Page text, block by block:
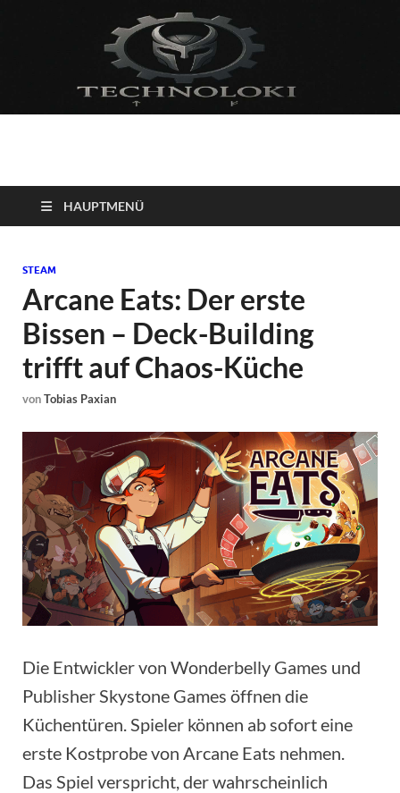
Technoloki: Gaming
und Entertainment
News
Blockbuster, Indie-Perlen und Retro-Klassiker.
HAUPTMENÜ
STEAM
Arcane Eats: Der erste
Bissen – Deck-Building
trifft auf Chaos-Küche
vonTobias Paxian
Die Entwickler von Wonderbelly Games und
Publisher Skystone Games öffnen die
Küchentüren. Spieler können ab sofort eine
erste Kostprobe von Arcane Eats nehmen.
Das Spiel verspricht, der wahrscheinlich